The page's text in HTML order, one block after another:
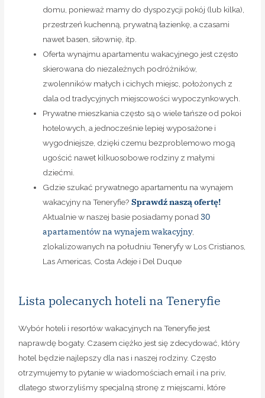
domu, ponieważ mamy do dyspozycji pokój (lub kilka),
przestrzeń kuchenną, prywatną łazienkę, a czasami
nawet basen, siłownię, itp.
Oferta wynajmu apartamentu wakacyjnego jest często
skierowana do niezależnych podróżników,
zwolenników małych i cichych miejsc, położonych z
dala od tradycyjnych miejscowości wypoczynkowych.
Prywatne mieszkania często są o wiele tańsze od pokoi
hotelowych, a jednocześnie lepiej wyposażone i
wygodniejsze, dzięki czemu bezproblemowo mogą
ugościć nawet kilkuosobowe rodziny z małymi
dziećmi.
Gdzie szukać prywatnego apartamentu na wynajem
wakacyjny na Teneryfie?Sprawdź naszą ofertę!
Aktualnie w naszej basie posiadamy ponad 30
apartamentów na wynajem wakacyjny,
zlokalizowanych na południu Teneryfy w Los Cristianos,
Las Americas, Costa Adeje i Del Duque
Lista polecanych hoteli na Teneryfie
Wybór hoteli i resortów wakacyjnych na Teneryfie jest
naprawdę bogaty. Czasem ciężko jest się zdecydować, który
hotel będzie najlepszy dla nas i naszej rodziny. Często
otrzymujemy to pytanie w wiadomościach email i na priv,
dlatego stworzyliśmy specjalną stronę z miejscami, które